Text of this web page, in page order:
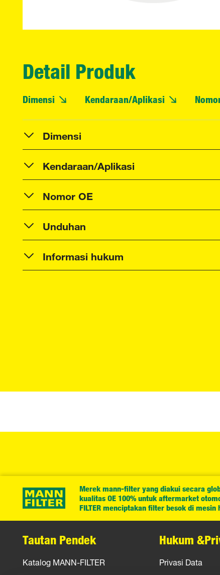
Detail Produk
Dimensi Kendaraan/Aplikasi
Dimensi
Kendaraan/Aplikasi
Nomor OE
Unduhan
Informasi hukum
Merek mann-filter yang diakui secara
kualitas OE 100% untuk aftermarket
FILTER menciptakan filter besok di mesin
Tautan Pendek
Katalog MANN-FILTER
Hukum
Privasi Data